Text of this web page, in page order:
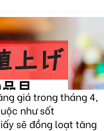
giá trong tháng 4,
như sốt
sẽ đồng loạt tăng